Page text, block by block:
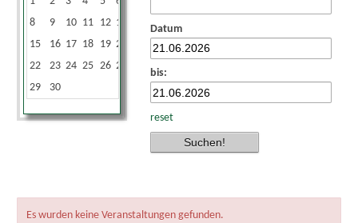
8
9 10 11 12 13
15
16 17 18 19 20
22
23 24 25 26 27
29
30
Datum
bis:
reset
Es wurden keine Veranstaltungen gefunden.